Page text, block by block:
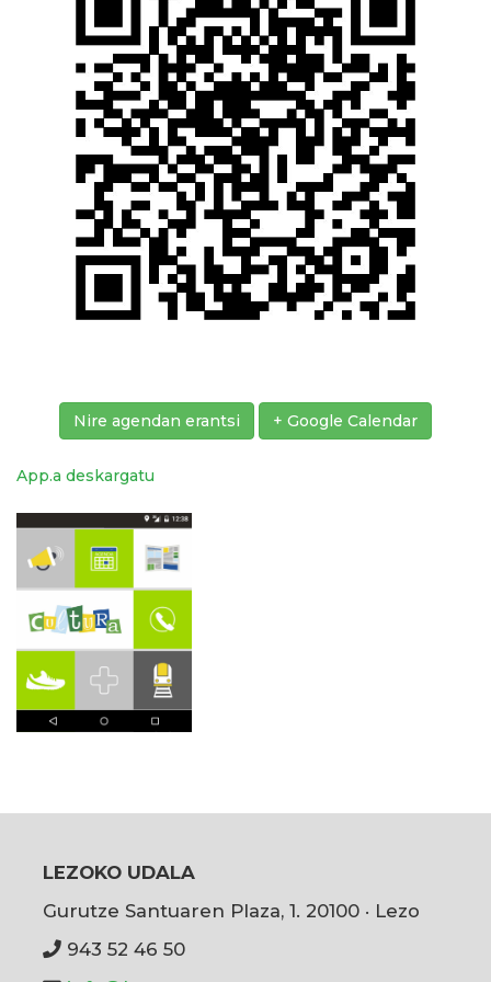
Nire agendan erantsi + Google Calendar
App.a deskargatu
LEZOKO UDALA
Gurutze Santuaren Plaza, 1. 20100 · Lezo
943 52 46 50